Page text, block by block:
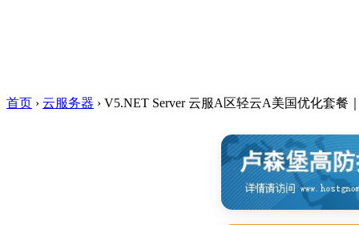
首页 › 云服务器 › V5.NET Server 云服A区轻云A美国优化套餐